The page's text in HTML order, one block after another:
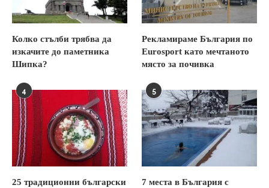
Колко стълби трябва да
изкачите до паметника
Шипка?
Рекламираме България по
Eurosport като мечтаното
място за почивка
4
25 традиционни български
5
7 места в България с